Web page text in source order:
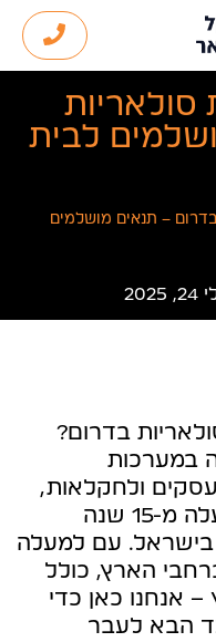
לבית
– תנאים מושלמים
2025
בדרום?
במערכות
ולחקלאות,
ומביאה איתה ניסיון של למעלה מ-15 שנה
בישראל. עם למעלה
ברחבי הארץ, כולל
אנחנו כאן כדי
הבא לעבר